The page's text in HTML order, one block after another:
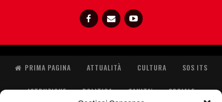
PRIMA PAGINA ATTUALITÀ CULTURA SOS ITS
ISTRUZIONE POLITICA SANITA’ SOCIALE